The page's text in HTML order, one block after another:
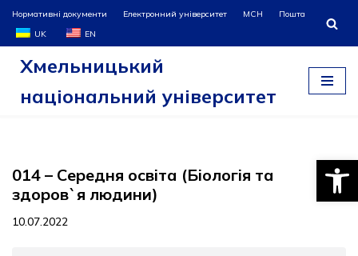
Перейти
до
Нормативні документи Електронний університет МСН
Пошта
UK
EN
Хмельницький
національний університет
014 – Середня освіта (Біологія та
здоров`я людини)
10.07.2022